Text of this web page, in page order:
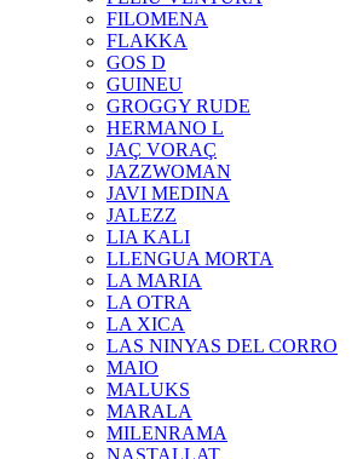
FILOMENA
FLAKKA
GOS D
GUINEU
GROGGY RUDE
HERMANO L
JAÇ VORAÇ
JAZZWOMAN
JAVI MEDINA
JALEZZ
LIA KALI
LLENGUA MORTA
LA MARIA
LA OTRA
LA XICA
LAS NINYAS DEL CORRO
MAIO
MALUKS
MARALA
MILENRAMA
NASTALLAT